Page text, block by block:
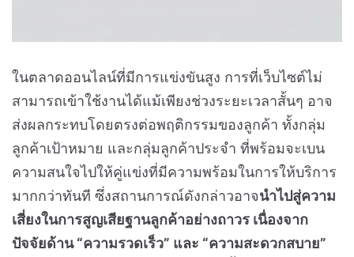
ในตลาดออนไลน์ที่มีการแข่งขันสูง การที่เว็บไซต์ไม่
สามารถเข้าใช้งานได้แม้เพียงช่วงระยะเวลาสั้นๆ อาจ
ส่งผลกระทบโดยตรงต่อพฤติกรรมของลูกค้า ทั้งกลุ่ม
ลูกค้าเป้าหมาย และกลุ่มลูกค้าประจำ ที่พร้อมจะเบน
ความสนใจไปให้คู่แข่งที่มีความพร้อมในการให้บริการ
มากกว่าทันที ซึ่งสถานการณ์ดังกล่าวอาจนำไปสู่ความ
เสี่ยงในการสูญเสียฐานลูกค้าอย่างถาวร เนื่องจาก
ปัจจัยด้าน “ความรวดเร็ว” และ “ความสะดวกสบาย”